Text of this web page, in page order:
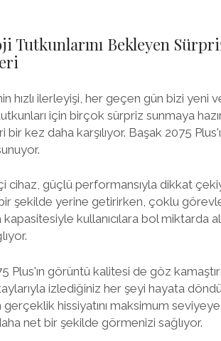
Tutkunlarını Bekleyen
hızlı ilerleyişi, her geçen gün bizi yeni
için birçok sürpriz sunmaya
bir kez daha karşılıyor. Başak 2075
cihaz, güçlü performansıyla dikkat
şekilde yerine getirirken, çoklu
kullanıcılara bol miktarda
Plus'ın görüntü kalitesi de göz
izlediğiniz her şeyi hayata
hissiyatını maksimum seviyeye
net bir şekilde görmenizi sağlıyor.